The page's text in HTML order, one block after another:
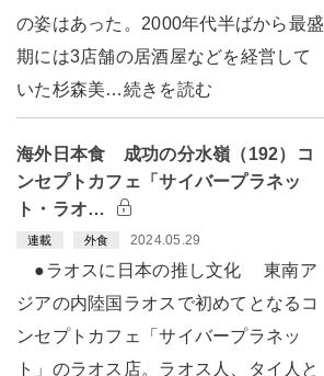
の姿はあった。2000年代半ばから最盛
期には3店舗の居酒屋などを経営して
いた杉森美…続きを読む
海外日本食 成功の分水嶺（192）コ
ンセプトカフェ「サイバープラネッ
ト・ラオ…
連載 外食 2024.05.29
●ラオスに日本の推し文化 東南ア
ジアの内陸国ラオスで初めてとなるコ
ンセプトカフェ「サイバープラネッ
ト」のラオス店。ラオス人、タイ人と